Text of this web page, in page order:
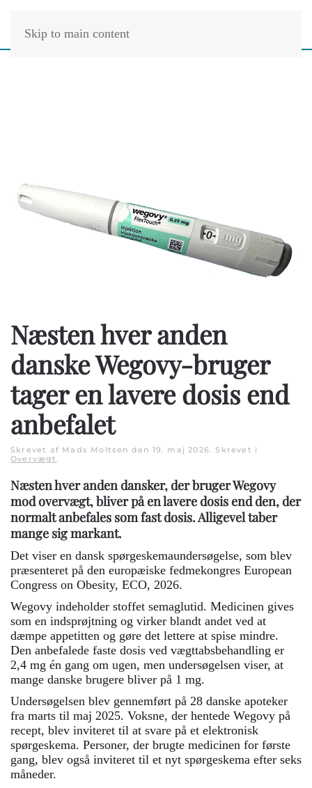
Skip to main content
Næsten hver anden
danske Wegovy-bruger
tager en lavere dosis end
anbefalet
Skrevet af Mads Moltsen den 19. maj 2026. Skrevet i
Overvægt .
Næsten hver anden dansker, der bruger Wegovy
mod overvægt, bliver på en lavere dosis end den, der
normalt anbefales som fast dosis. Alligevel taber
mange sig markant.
Det viser en dansk spørgeskemaundersøgelse, som blev
præsenteret på den europæiske fedmekongres European
Congress on Obesity, ECO, 2026.
Wegovy indeholder stoffet semaglutid. Medicinen gives
som en indsprøjtning og virker blandt andet ved at
dæmpe appetitten og gøre det lettere at spise mindre.
Den anbefalede faste dosis ved vægttabsbehandling er
2,4 mg én gang om ugen, men undersøgelsen viser, at
mange danske brugere bliver på 1 mg.
Undersøgelsen blev gennemført på 28 danske apoteker
fra marts til maj 2025. Voksne, der hentede Wegovy på
recept, blev inviteret til at svare på et elektronisk
spørgeskema. Personer, der brugte medicinen for første
gang, blev også inviteret til et nyt spørgeskema efter seks
måneder.